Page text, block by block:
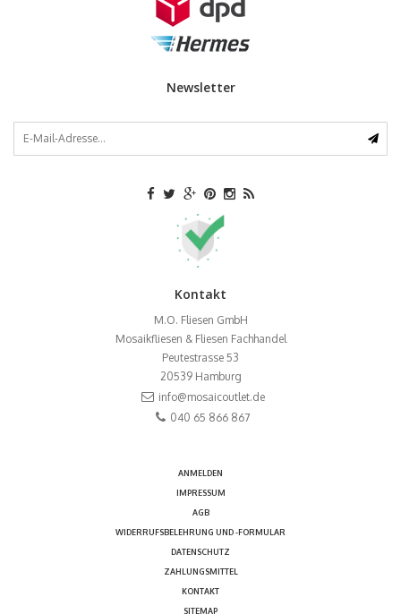
Newsletter
Kontakt
M.O. Fliesen GmbH
Mosaikfliesen & Fliesen Fachhandel
Peutestrasse 53
20539 Hamburg
info@mosaicoutlet.de
040 65 866 867
ANMELDEN
IMPRESSUM
AGB
WIDERRUFSBELEHRUNG UND -FORMULAR
DATENSCHUTZ
ZAHLUNGSMITTEL
KONTAKT
SITEMAP